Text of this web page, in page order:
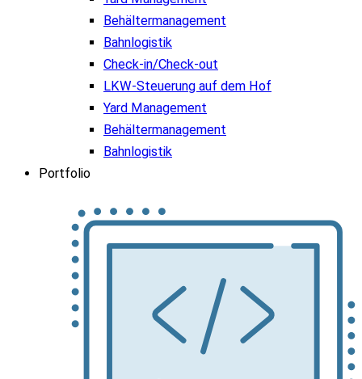
Behältermanagement
Bahnlogistik
Check-in/Check-out
LKW-Steuerung auf dem Hof
Yard Management
Behältermanagement
Bahnlogistik
Portfolio